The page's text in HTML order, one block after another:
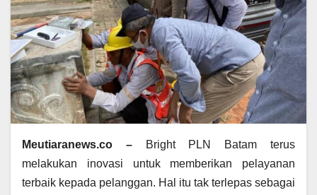
Meutiaranews.co –
Bright PLN Batam terus
melakukan inovasi untuk memberikan pelayanan
terbaik kepada pelanggan. Hal itu tak terlepas sebagai